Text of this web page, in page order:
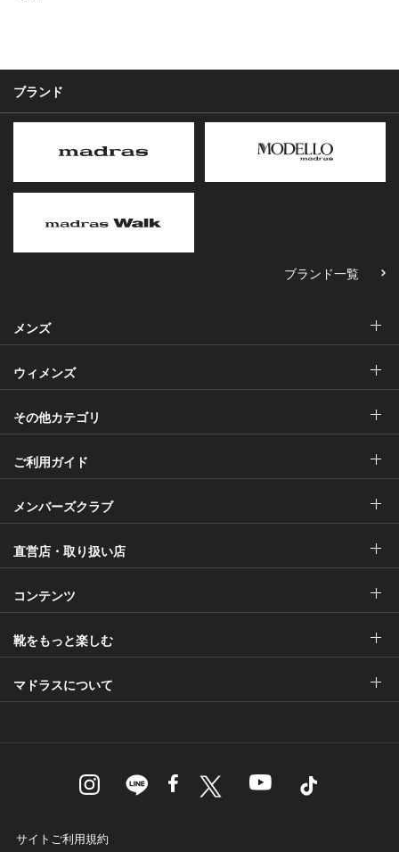
ブランド
ブランド一覧
メンズ
ウィメンズ
その他カテゴリ
ご利用ガイド
メンバーズクラブ
直営店・取り扱い店
コンテンツ
靴をもっと楽しむ
マドラスについて
サイトご利用規約